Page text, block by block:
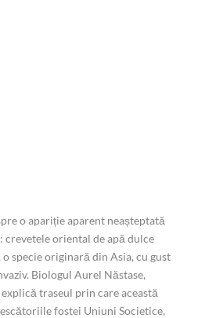
o apariție aparent neașteptată
crevetele oriental de apă dulce
o specie originară din Asia, cu gust
Biologul Aurel Năstase,
traseul prin care această
fostei Uniuni Societice,